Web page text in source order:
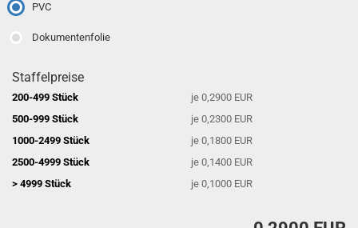
PVC
Dokumentenfolie
Staffelpreise
200-499 Stück
je 0,2900 EUR
500-999 Stück
je 0,2300 EUR
1000-2499 Stück
je 0,1800 EUR
2500-4999 Stück
je 0,1400 EUR
> 4999 Stück
je 0,1000 EUR